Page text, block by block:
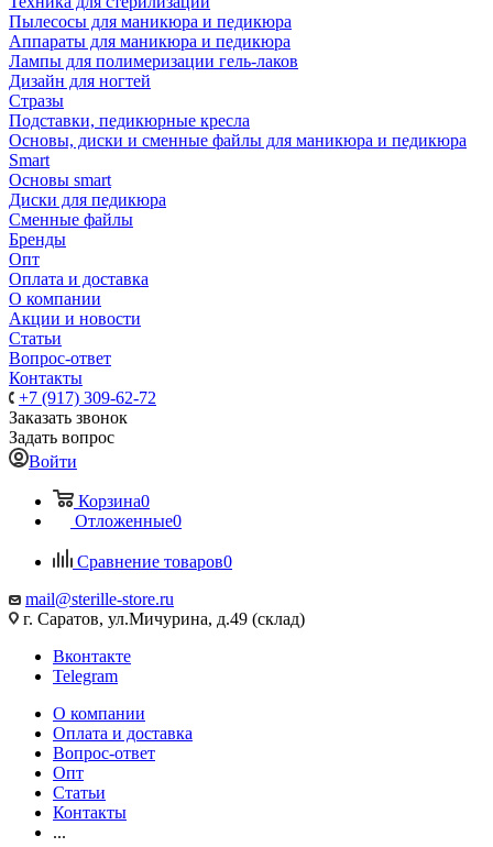
Пылесосы для маникюра и педикюра
Аппараты для маникюра и педикюра
Лампы для полимеризации гель-лаков
Дизайн для ногтей
Стразы
Подставки, педикюрные кресла
Основы, диски и сменные файлы для маникюра и педикюра
Smart
Основы smart
Диски для педикюра
Сменные файлы
Бренды
Опт
Оплата и доставка
О компании
Акции и новости
Статьи
Вопрос-ответ
Контакты
+7 (917) 309-62-72
Заказать звонок
Задать вопрос
Войти
Корзина0
Отложенные0
Сравнение товаров0
mail@sterille-store.ru
г. Саратов, ул.Мичурина, д.49 (склад)
Вконтакте
Telegram
О компании
Оплата и доставка
Вопрос-ответ
Опт
Статьи
Контакты
...